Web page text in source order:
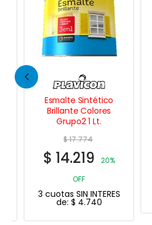
Esmalte Sintético
Brillante Colores
Grupo2 1 Lt.
17.774
$14.219
20%
OFF
3 cuotas SIN INTERES
de:$ 4.740